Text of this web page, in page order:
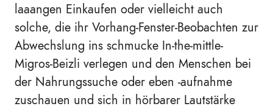
laaangen Einkaufen oder vielleicht auch
solche, die ihr Vorhang-Fenster-Beobachten zur
Abwechslung ins schmucke In-the-mittle-
Migros-Beizli verlegen und den Menschen bei
der Nahrungssuche oder eben -aufnahme
zuschauen und sich in hörbarer Lautstärke